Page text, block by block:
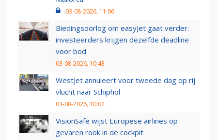
03-08-2026, 11:06
Biedingsoorlog om easyJet gaat verder:
investeerders krijgen dezelfde deadline
voor bod
03-08-2026, 10:43
WestJet annuleert voor tweede dag op rij
vlucht naar Schiphol
03-08-2026, 10:02
VisionSafe wijst Europese airlines op
gevaren rook in de cockpit